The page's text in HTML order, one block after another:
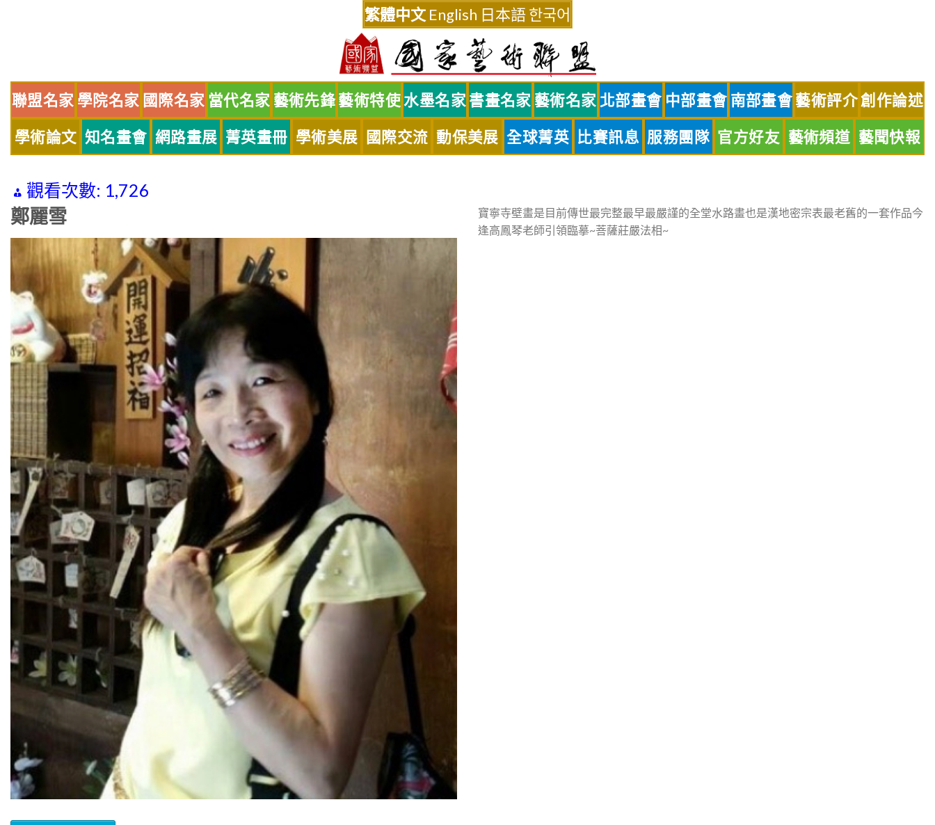
繁體中文 English 日本語한국어
聯盟名家 學院名家 國際名家 當代名家 藝術先鋒藝術特使水墨名家 書畫名家 藝術名家 北部畫會 中部畫會 南部畫會藝術評介創作論述
學術論文 知名畫會 網路畫展 菁英畫冊 學術美展 國際交流 動保美展 全球菁英 比賽訊息 服務團隊 官方好友 藝術頻道 藝聞快報
觀看次數: 1,726
鄭麗雪
寶寧寺壁畫是目前傳世最完整最早最嚴謹的全堂水路畫也是漢地密宗表最老舊的一套作品今
逢高鳳琴老師引領臨摹~菩薩莊嚴法相~